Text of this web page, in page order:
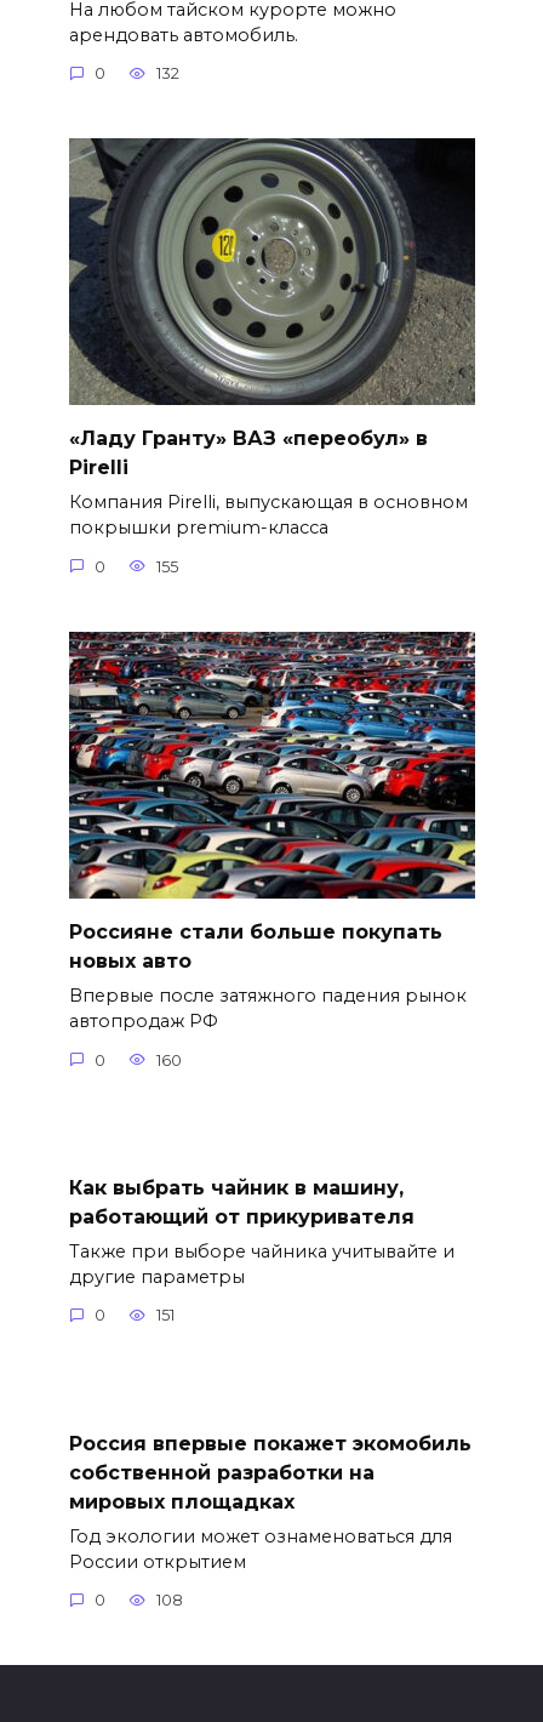
На любом тайском курорте можно
арендовать автомобиль.
0 132
«Ладу Гранту» ВАЗ «переобул» в
Pirelli
Компания Pirelli, выпускающая в основном
покрышки premium-класса
0 155
Россияне стали больше покупать
новых авто
Впервые после затяжного падения рынок
автопродаж РФ
0 160
Как выбрать чайник в машину,
работающий от прикуривателя
Также при выборе чайника учитывайте и
другие параметры
0 151
Россия впервые покажет экомобиль
собственной разработки на
мировых площадках
Год экологии может ознаменоваться для
России открытием
0 108